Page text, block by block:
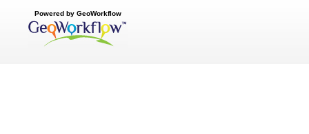
Powered by GeoWorkflow